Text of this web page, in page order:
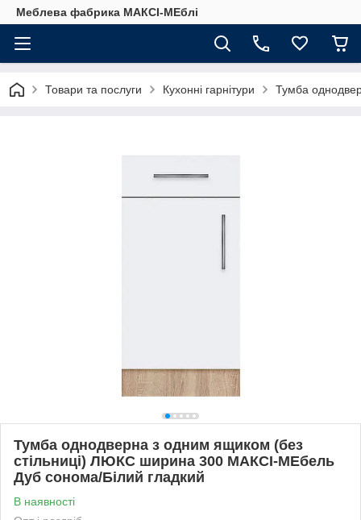
Меблева фабрика МАКСІ-МЕблі
Товари та послуги Кухонні гарнітури Тумба
Тумба однодверна з одним ящиком (без
стільниці) ЛЮКС ширина 300 МАКСІ-МЕбель
Дуб сонома/Білий гладкий
В наявності